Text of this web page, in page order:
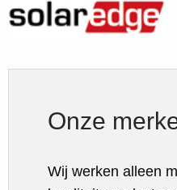
Onze
Wij werken alleen